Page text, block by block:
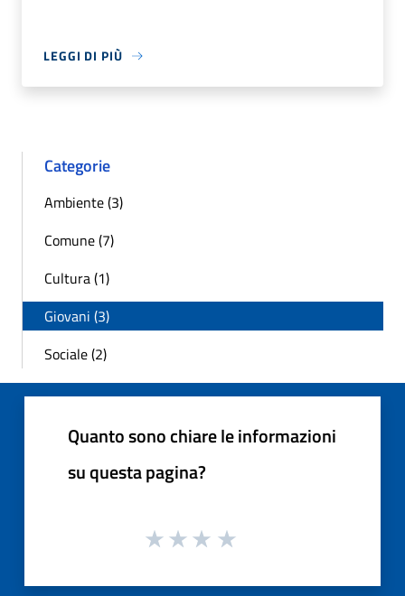
LEGGI DI PIÙ
Categorie
Ambiente (3)
Comune (7)
Cultura (1)
Giovani (3)
Sociale (2)
Quanto sono chiare le informazioni
su questa pagina?